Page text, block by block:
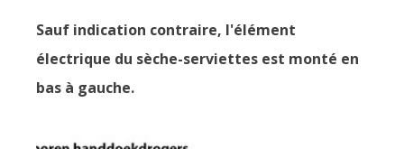
Sauf indication contraire, l'élément
électrique du sèche-serviettes est monté en
bas à gauche.